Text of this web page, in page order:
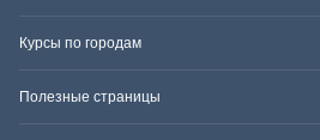
Курсы по городам
Полезные страницы